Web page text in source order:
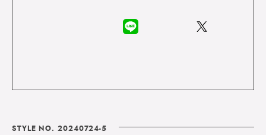
STYLE NO. 20240724-5